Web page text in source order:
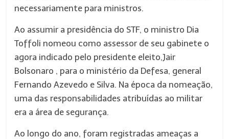
necessariamente para ministros.
Ao assumir a presidência do STF, o ministro Dia
Toffoli nomeou como assessor de seu gabinete o
agora indicado pelo presidente eleito,Jair
Bolsonaro , para o ministério da Defesa, general
Fernando Azevedo e Silva. Na época da nomeação,
uma das responsabilidades atribuídas ao militar
era a área de segurança.
Ao longo do ano, foram registradas ameaças a